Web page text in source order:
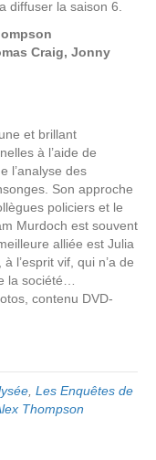
diffuser la saison 6.
Craig, Jonny
et brillant
à l’aide de
l’analyse des
Son approche
policiers et le
Murdoch est souvent
alliée est Julia
l’esprit vif, qui n’a de
la société…
contenu DVD-
Les Enquêtes de
Thompson